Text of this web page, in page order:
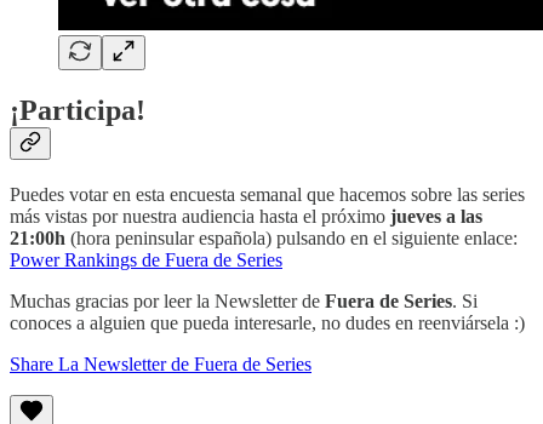
¡Participa!
Puedes votar en esta encuesta semanal que hacemos sobre las series
más vistas por nuestra audiencia hasta el próximo jueves a las
21:00h (hora peninsular española) pulsando en el siguiente enlace:
Power Rankings de Fuera de Series
Muchas gracias por leer la Newsletter de Fuera de Series. Si
conoces a alguien que pueda interesarle, no dudes en reenviársela :)
Share La Newsletter de Fuera de Series